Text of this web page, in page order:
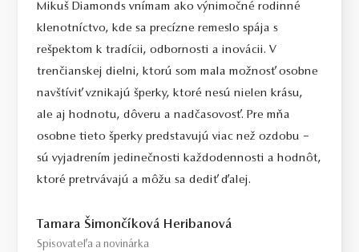
Mikuš Diamonds vnímam ako výnimočné rodinné
klenotníctvo, kde sa precízne remeslo spája s
rešpektom k tradícii, odbornosti a inovácii. V
trenčianskej dielni, ktorú som mala možnosť osobne
navštíviť vznikajú šperky, ktoré nesú nielen krásu,
ale aj hodnotu, dôveru a nadčasovosť. Pre mňa
osobne tieto šperky predstavujú viac než ozdobu –
sú vyjadrením jedinečnosti každodennosti a hodnôt,
ktoré pretrvávajú a môžu sa dediť ďalej.
Tamara Šimončíková Heribanová
Spisovateľa a novinárka